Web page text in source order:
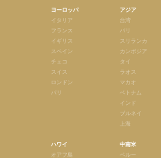
ヨーロッパ
イタリア
フランス
イギリス
スペイン
チェコ
スイス
ロンドン
パリ
ハワイ
オアフ島
アジア
台湾
バリ
スリランカ
カンボジア
タイ
ラオス
マカオ
ベトナム
インド
ブルネイ
上海
中南米
ペルー